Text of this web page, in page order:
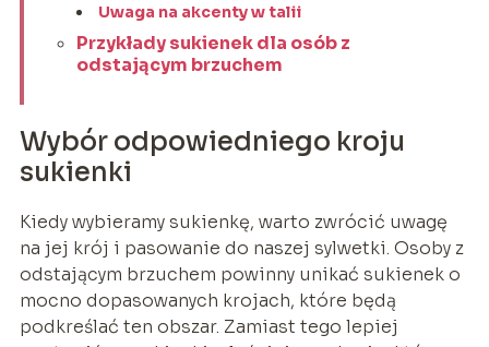
Uwaga na akcenty w talii
Przykłady sukienek dla osób z
odstającym brzuchem
Wybór odpowiedniego kroju
sukienki
Kiedy wybieramy sukienkę, warto zwrócić uwagę
na jej krój i pasowanie do naszej sylwetki. Osoby z
odstającym brzuchem powinny unikać sukienek o
mocno dopasowanych krojach, które będą
podkreślać ten obszar. Zamiast tego lepiej